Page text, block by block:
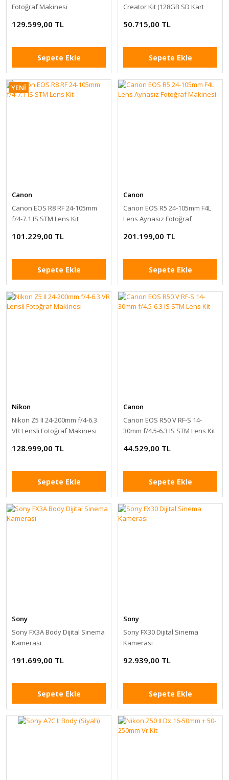
Fotoğraf Makinesi
129.599,00 TL
Sepete Ekle
Creator Kit (128GB SD Kart
50.715,00 TL
Sepete Ekle
YENİ
Canon
Canon EOS R8 RF 24-105mm
f/4-7.1 IS STM Lens Kit
101.229,00 TL
Sepete Ekle
Canon
Canon EOS R5 24-105mm F4L
Lens Aynasız Fotoğraf
201.199,00 TL
Sepete Ekle
Nikon
Nikon Z5 II 24-200mm f/4-6.3
VR Lensli Fotoğraf Makinesi
128.999,00 TL
Sepete Ekle
Canon
Canon EOS R50 V RF-S 14-
30mm f/4.5-6.3 IS STM Lens Kit
44.529,00 TL
Sepete Ekle
Sony
Sony FX3A Body Dijital Sinema
Kamerası
191.699,00 TL
Sepete Ekle
Sony
Sony FX30 Dijital Sinema
Kamerası
92.939,00 TL
Sepete Ekle